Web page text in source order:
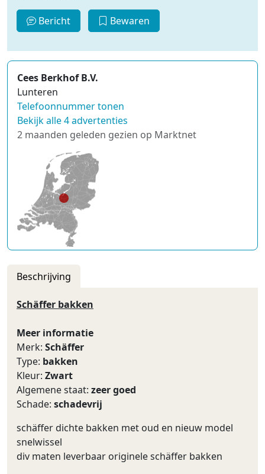
Bericht Bewaren
Cees Berkhof B.V.
Lunteren
Telefoonnummer tonen
Bekijk alle 4 advertenties
2 maanden geleden gezien op Marktnet
Beschrijving
Schäffer bakken
Meer informatie
Merk: Schäffer
Type: bakken
Kleur: Zwart
Algemene staat: zeer goed
Schade: schadevrij
schäffer dichte bakken met oud en nieuw model
snelwissel
div maten leverbaar originele schäffer bakken